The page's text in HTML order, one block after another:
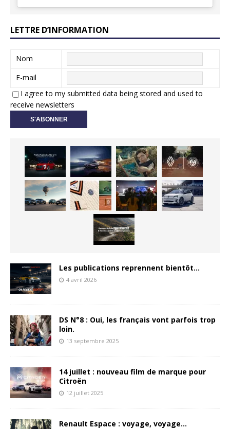
LETTRE D’INFORMATION
Nom
E-mail
I agree to my submitted data being stored and used to
receive newsletters
Les publications reprennent bientôt…
4 avril 2026
DS N°8 : Oui, les français vont parfois trop
loin.
13 septembre 2025
14 juillet : nouveau film de marque pour
Citroën
12 juillet 2025
Renault Espace : voyage, voyage…